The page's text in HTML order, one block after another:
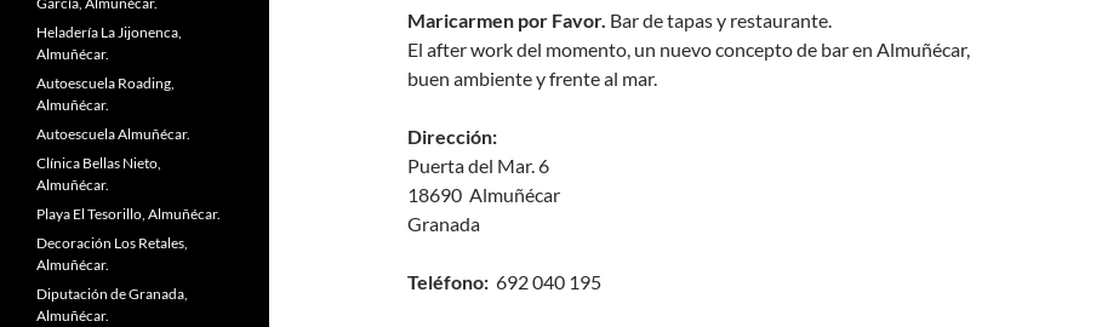
Maricarmen por Favor. Bar de tapas y restaurante.
El after work del momento, un nuevo concepto de bar en Almuñécar,
buen ambiente y frente al mar.
Dirección:
Puerta del Mar. 6
18690 Almuñécar
Granada
Teléfono: 692 040 195
Heladería La Jijonenca,
Almuñécar.
Autoescuela Roading,
Almuñécar.
Autoescuela Almuñécar.
Clínica Bellas Nieto,
Almuñécar.
Playa El Tesorillo, Almuñécar.
Decoración Los Retales,
Almuñécar.
Diputación de Granada,
Almuñécar.